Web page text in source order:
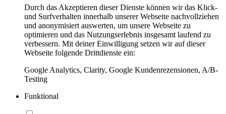
Durch das Akzeptieren dieser Dienste können wir das Klick-
und Surfverhalten innerhalb unserer Webseite nachvollziehen
und anonymisiert auswerten, um unsere Webseite zu
optimieren und das Nutzungserlebnis insgesamt laufend zu
verbessern. Mit deiner Einwilligung setzen wir auf dieser
Webseite folgende Drittdienste ein:
Google Analytics, Clarity, Google Kundenrezensionen, A/B-
Testing
Funktional